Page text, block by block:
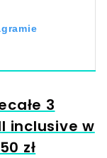
3
inclusive w
zł